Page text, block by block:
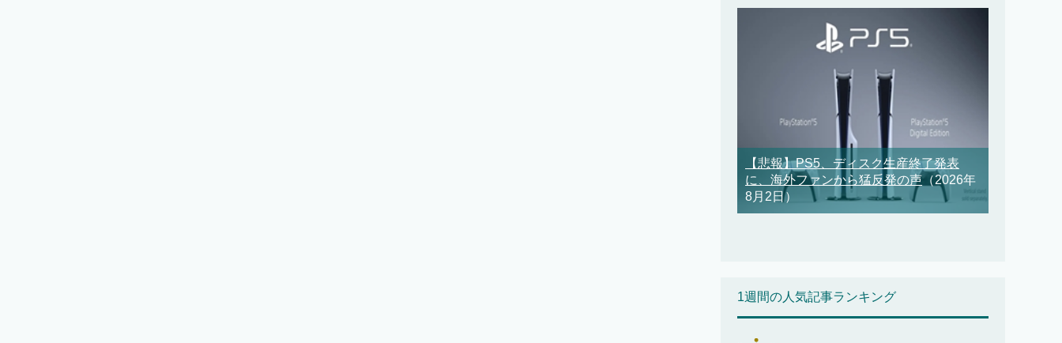
【悲報】PS5、ディスク生産終了発表
に、海外ファンから猛反発の声（2026年
8月2日）
1週間の人気記事ランキング